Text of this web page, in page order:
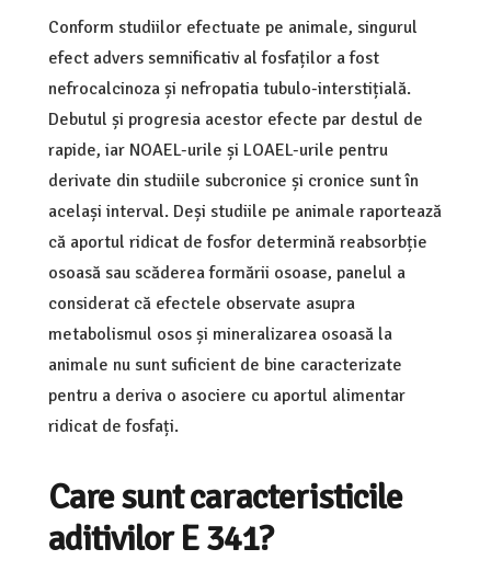
Conform studiilor efectuate pe animale, singurul
efect advers semnificativ al fosfaților a fost
nefrocalcinoza și nefropatia tubulo-interstițială.
Debutul și progresia acestor efecte par destul de
rapide, iar NOAEL-urile și LOAEL-urile pentru
derivate din studiile subcronice și cronice sunt în
același interval. Deși studiile pe animale raportează
că aportul ridicat de fosfor determină reabsorbție
osoasă sau scăderea formării osoase, panelul a
considerat că efectele observate asupra
metabolismul osos și mineralizarea osoasă la
animale nu sunt suficient de bine caracterizate
pentru a deriva o asociere cu aportul alimentar
ridicat de fosfați.
Care sunt caracteristicile
aditivilor E 341?